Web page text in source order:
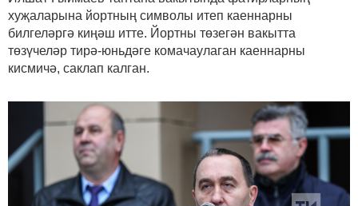
хуҗаларына йортның символы итеп каеннарны
билгеләргә киңәш итте. Йортны төзегән вакытта
төзүчеләр тирә-юньдәге комачаулаган каеннарны
кисмичә, саклап калган.